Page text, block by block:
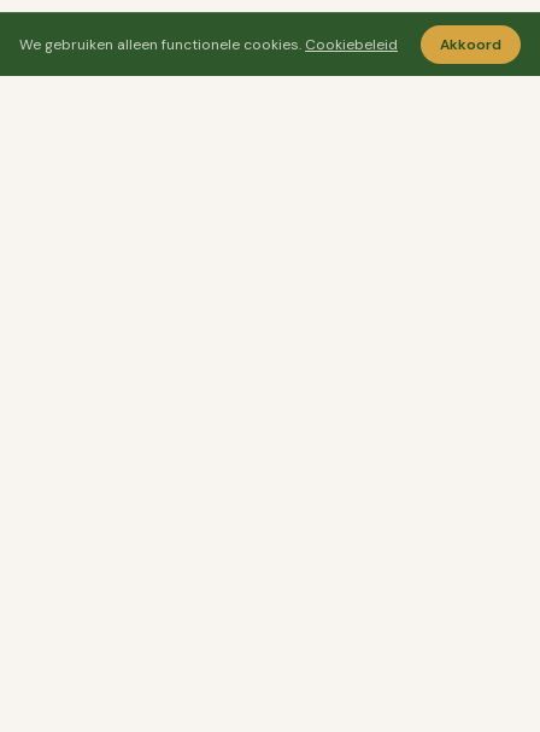
We gebruiken alleen functionele cookies. Cookiebeleid Akkoord